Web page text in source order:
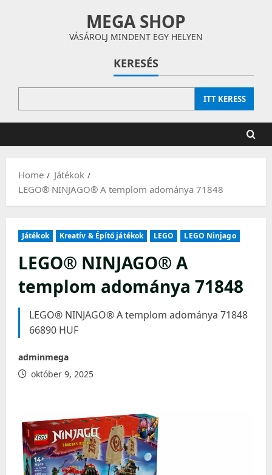
MEGA SHOP
VÁSÁROLJ MINDENT EGY HELYEN
KERESÉS
ITT KERESS
Home
Játékok
LEGO® NINJAGO® A templom adománya 71848
Játékok Kreatív & Építő játékok LEGO LEGO Ninjago
LEGO® NINJAGO® A
templom adománya 71848
LEGO® NINJAGO® A templom adománya 71848
66890 HUF
adminmega
október 9, 2025